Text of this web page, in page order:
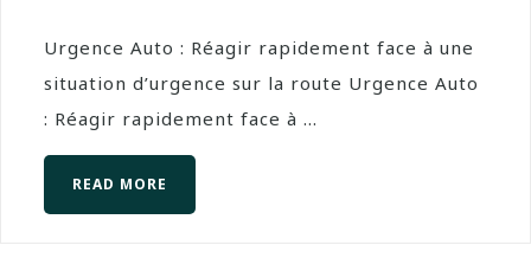
Urgence Auto : Réagir rapidement face à une
situation d’urgence sur la route Urgence Auto
: Réagir rapidement face à ...
READ MORE